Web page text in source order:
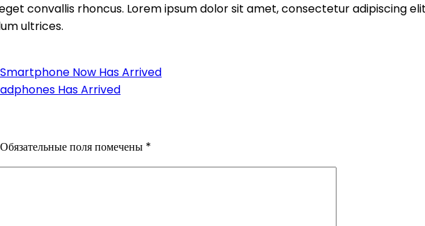
convallis rhoncus. Lorem ipsum dolor sit amet, consectetur adipiscing
ultrices.
Now Has Arrived
Has Arrived
Обязательные поля помечены *